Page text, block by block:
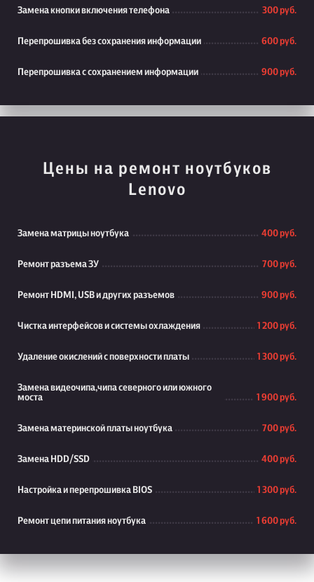
Замена кнопки включения телефона 300 руб.
Перепрошивка без сохранения информации 600 руб.
Перепрошивка с сохранением информации 900 руб.
Цены на ремонт ноутбуков
Lenovo
Замена матрицы ноутбука 400 руб.
Ремонт разъема ЗУ 700 руб.
Ремонт HDMI, USB и других разъемов 900 руб.
Чистка интерфейсов и системы охлаждения 1 200 руб.
Удаление окислений с поверхности платы 1 300 руб.
Замена видеочипа,чипа северного или южного
моста
1 900 руб.
Замена материнской платы ноутбука 700 руб.
Замена HDD/SSD 400 руб.
Настройка и перепрошивка BIOS 1 300 руб.
Ремонт цепи питания ноутбука 1 600 руб.